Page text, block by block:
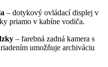
– dotykový ovládací displej v
priamo v kabíne vodiča.
– farebná zadná kamera s
umožňuje archiváciu